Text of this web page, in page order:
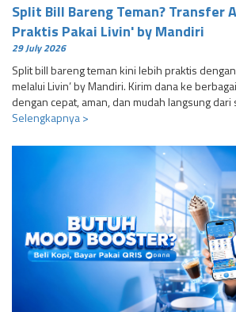
Split Bill Bareng Teman? Transfer
Praktis Pakai Livin' by Mandiri
29 July 2026
Split bill bareng teman kini lebih praktis
melalui Livin’ by Mandiri. Kirim dana ke
dengan cepat, aman, dan mudah langsung dari
Selengkapnya >